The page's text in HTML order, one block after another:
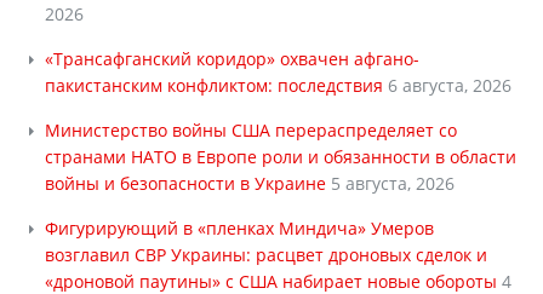
2026
«Трансафганский коридор» охвачен афгано-
пакистанским конфликтом: последствия 6 августа, 2026
Министерство войны США перераспределяет со
странами НАТО в Европе роли и обязанности в области
войны и безопасности в Украине 5 августа, 2026
Фигурирующий в «пленках Миндича» Умеров
возглавил СВР Украины: расцвет дроновых сделок и
«дроновой паутины» с США набирает новые обороты 4